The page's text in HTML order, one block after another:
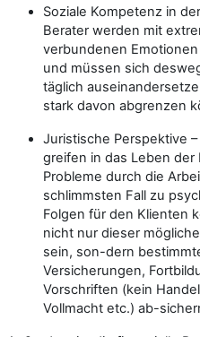
Soziale Kompetenz in
Berater werden mit
verbundenen
und müssen sich
täglich
stark davon abgrenzen
Juristische Perspektive
greifen in das Leben
Probleme durch die
schlimmsten Fall zu
Folgen für den Klienten
nicht nur dieser
sein, son-dern
Versicherungen,
Vorschriften (kein
Vollmacht etc.) ab-